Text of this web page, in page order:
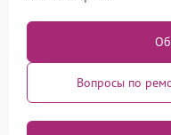
Вопросы по